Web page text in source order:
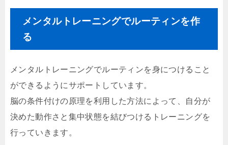
メンタルトレーニングでルーティンを作
る
メンタルトレーニングでルーティンを身につけること
ができるようにサポートしています。
脳の条件付けの原理を利用した方法によって、自分が
決めた動作さと集中状態を結びつけるトレーニングを
行っていきます。